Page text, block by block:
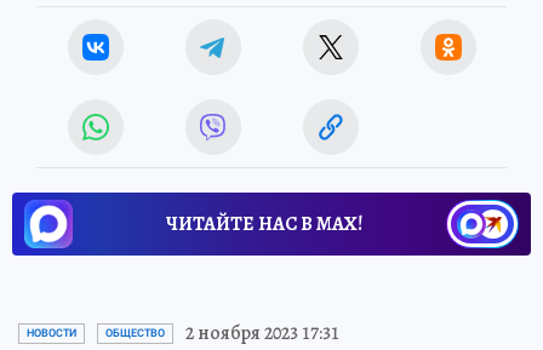
ЧИТАЙТЕ НАС В МАХ!
НОВОСТИ ОБЩЕСТВО 2 ноября 2023 17:31